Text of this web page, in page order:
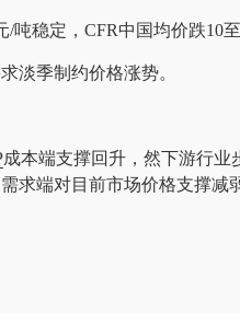
稳定，CFR中国均价跌10至
淡季制约价格涨势。
成本端支撑回升，然下游行
端对目前市场价格支撑减